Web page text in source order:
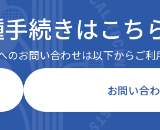
続きはこち
のお問い合わせは以下からご利
お問い合